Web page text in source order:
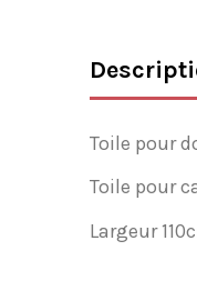
Toile pour
Toile pour
Largeur